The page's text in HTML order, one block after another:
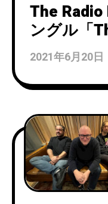
The
ングル「
Birds」と
のリイシ
ァイナル
2021年6月20日